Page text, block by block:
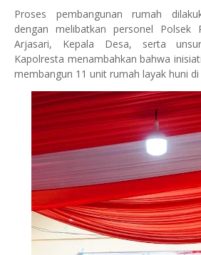
Proses pembangunan rumah
dengan melibatkan personel Polsek
Arjasari, Kepala Desa, serta
Kapolresta menambahkan bahwa
membangun 11 unit rumah layak huni